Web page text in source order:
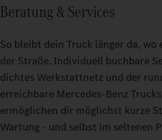
Beratung & Services
So bleibt dein Truck länger da, wo
der Straße. Individuell buchbare
dichtes Werkstattnetz und der
erreichbare Mercedes-Benz
ermöglichen dir möglichst kurze
Wartung - und selbst im seltenen